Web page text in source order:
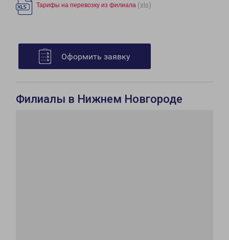
Тарифы на перевозку из филиала (xls)
Оформить заявку
Филиалы в Нижнем Новгороде